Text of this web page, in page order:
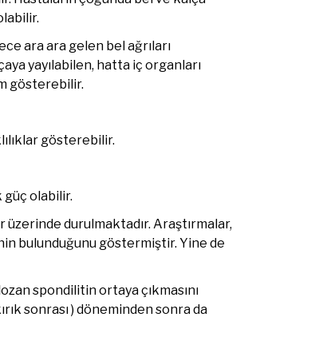
ara ara gelen bel ağrıları
yayılabilen, hatta iç organları
gösterebilir.
gösterebilir.
güç olabilir.
durulmaktadır. Araştırmalar,
bulunduğunu göstermiştir. Yine de
spondilitin ortaya çıkmasını
sonrası ) döneminden sonra da